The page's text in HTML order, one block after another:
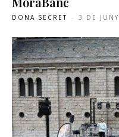
DONA SECRET - 3 DE